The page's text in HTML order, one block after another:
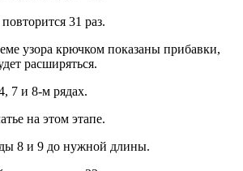
31 раз.
узора крючком показаны прибавки,
расширяться.
7 и 8-м рядах.
на этом этапе.
8 и 9 до нужной длины.